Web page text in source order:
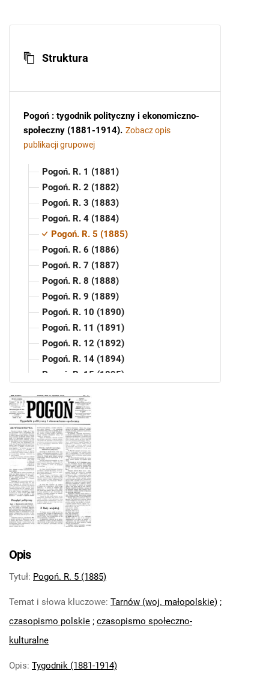
Struktura
Pogoń : tygodnik polityczny i ekonomiczno-
społeczny (1881-1914). Zobacz opis
publikacji grupowej
Pogoń. R. 1 (1881)
Pogoń. R. 2 (1882)
Pogoń. R. 3 (1883)
Pogoń. R. 4 (1884)
Pogoń. R. 5 (1885)
Pogoń. R. 6 (1886)
Pogoń. R. 7 (1887)
Pogoń. R. 8 (1888)
Pogoń. R. 9 (1889)
Pogoń. R. 10 (1890)
Pogoń. R. 11 (1891)
Pogoń. R. 12 (1892)
Pogoń. R. 14 (1894)
Pogoń. R. 15 (1895)
Pogoń. R. 17 (1897)
Pogoń. R. 18 (1898)
Pogoń. R. 19 (1899)
Pogoń. R. 20 (1900)
Pogoń. R. 21 (1901)
Pogoń. R. 22 (1902)
Pogoń. R. 23 (1903)
Pogoń. R. 24 (1904)
Pogoń. R. 25 (1905)
Pogoń. R. 28 (1908)
Pogoń. R. 30 (1910)
Pogoń. R. 31 (1911)
Pogoń. R. 32 (1912)
Pogoń. R. 34 (1914)
Opis
Tytuł: Pogoń. R. 5 (1885)
Temat i słowa kluczowe: Tarnów (woj. małopolskie) ;
czasopismo polskie ; czasopismo społeczno-
kulturalne
Opis: Tygodnik (1881-1914)